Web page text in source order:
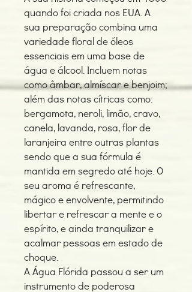
quando foi criada nos EUA. A
sua preparação combina uma
variedade floral de óleos
essenciais em uma base de
água e álcool. Incluem notas
como âmbar, almíscar e benjoim;
além das notas cítricas como:
bergamota, neroli, limão, cravo,
canela, lavanda, rosa, flor de
laranjeira entre outras plantas
sendo que a sua fórmula é
mantida em segredo até hoje. O
seu aroma é refrescante,
mágico e envolvente, permitindo
libertar e refrescar a mente e o
espírito, e ainda tranquilizar e
acalmar pessoas em estado de
choque.
A Água Flórida passou a ser um
instrumento de poderosa